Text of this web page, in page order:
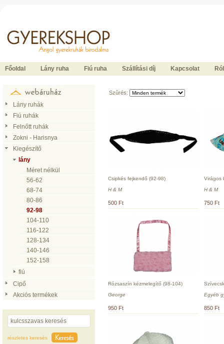
Főoldal Lány ruha Fiú ruha Szállítási díj Kapcsolat
Lány ruhák
Fiú ruhák
Felnőtt ruhák
Zokni - Harisnya
Kiegészítő
lány
Méret nélkül
56-62
68-74
80-86
92-98
104-110
116-122
128-134
140-146
152-158
fiú
Cipő
Akciós termékek
részletes keresés
Szûrés:
Csipkés fejkendő (92-98)
H & M
500 Ft
Virágos
H & M
750 Ft
Rózsaszín kézmelegítő (98-104)
George
950 Ft
Egyéb
850 Ft